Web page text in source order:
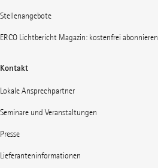
Stellenangebote
ERCO Lichtbericht Magazin: kostenfrei abonnieren
Kontakt
Lokale Ansprechpartner
Seminare und Veranstaltungen
Presse
Lieferanteninformationen